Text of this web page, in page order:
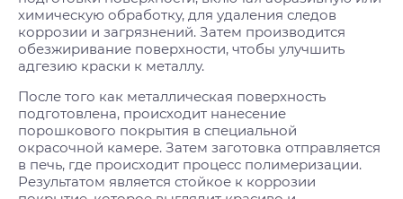
химическую обработку, для удаления следов
коррозии и загрязнений. Затем производится
обезжиривание поверхности, чтобы улучшить
адгезию краски к металлу.
После того как металлическая поверхность
подготовлена, происходит нанесение
порошкового покрытия в специальной
окрасочной камере. Затем заготовка отправляется
в печь, где происходит процесс полимеризации.
Результатом является стойкое к коррозии